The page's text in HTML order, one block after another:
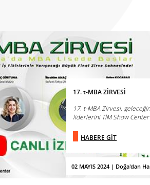
02 MAYIS 2024 | Doğa'dan
17. t-MBA ZİRVESİ
17. t-MBA Zirvesi,
liderlerini TİM Show
HABERE GİT